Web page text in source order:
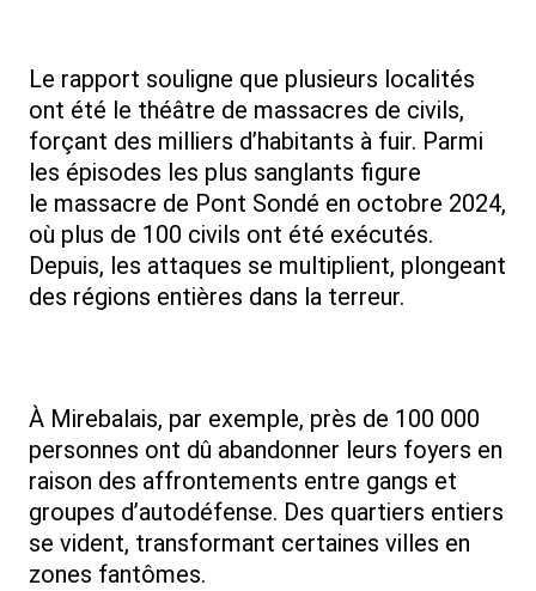
Le rapport souligne que plusieurs localités
ont été le théâtre de massacres de civils,
forçant des milliers d’habitants à fuir. Parmi
les épisodes les plus sanglants figure
le massacre de Pont Sondé en octobre 2024,
où plus de 100 civils ont été exécutés.
Depuis, les attaques se multiplient, plongeant
des régions entières dans la terreur.
À Mirebalais, par exemple, près de 100 000
personnes ont dû abandonner leurs foyers en
raison des affrontements entre gangs et
groupes d’autodéfense. Des quartiers entiers
se vident, transformant certaines villes en
zones fantômes.